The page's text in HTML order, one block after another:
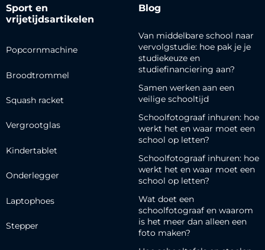
Sport en
vrijetijdsartikelen
Popcornmachine
Broodtrommel
Squash racket
Vergrootglas
Kindertablet
Onderlegger
Laptophoes
Stepper
Blog
Van middelbare school naar
vervolgstudie: hoe pak je je
studiekeuze en
studiefinanciering aan?
Samen werken aan een
veilige schooltijd
Schoolfotograaf inhuren: hoe
werkt het en waar moet een
school op letten?
Schoolfotograaf inhuren: hoe
werkt het en waar moet een
school op letten?
Wat doet een
schoolfotograaf en waarom
is het meer dan alleen een
foto maken?